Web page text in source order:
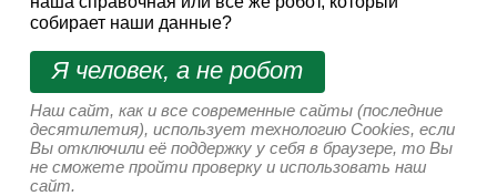
собирает наши данные?
Я человек, а не робот
Наш сайт, как и все современные сайты (последние
десятилетия), использует технологию Cookies, если
Вы отключили её поддержку у себя в браузере, то Вы
не сможете пройти проверку и использовать наш
сайт.